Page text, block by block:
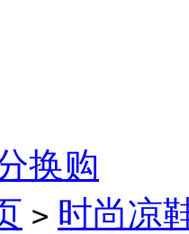
换购
> 时尚凉